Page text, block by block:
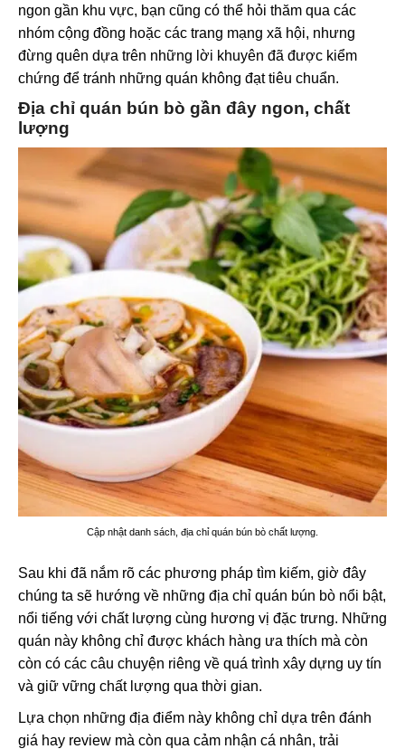
ngon gần khu vực, bạn cũng có thể hỏi thăm qua các
nhóm cộng đồng hoặc các trang mạng xã hội, nhưng
đừng quên dựa trên những lời khuyên đã được kiểm
chứng để tránh những quán không đạt tiêu chuẩn.
Địa chỉ quán bún bò gần đây ngon, chất
lượng
Cập nhật danh sách, địa chỉ quán bún bò chất lượng.
Sau khi đã nắm rõ các phương pháp tìm kiếm, giờ đây
chúng ta sẽ hướng về những địa chỉ quán bún bò nổi bật,
nổi tiếng với chất lượng cùng hương vị đặc trưng. Những
quán này không chỉ được khách hàng ưa thích mà còn
còn có các câu chuyện riêng về quá trình xây dựng uy tín
và giữ vững chất lượng qua thời gian.
Lựa chọn những địa điểm này không chỉ dựa trên đánh
giá hay review mà còn qua cảm nhận cá nhân, trải